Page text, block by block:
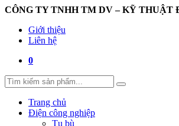
CÔNG TY TNHH TM DV – KỸ
Giới thiệu
Liên hệ
0
Trang chủ
Điện công nghiệp
Tụ bù